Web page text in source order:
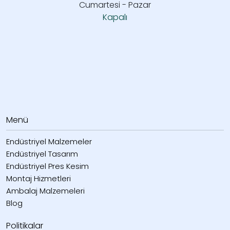
Cumartesi - Pazar
Kapalı
Menü
Endüstriyel Malzemeler
Endüstriyel Tasarım
Endüstriyel Pres Kesim
Montaj Hizmetleri
Ambalaj Malzemeleri
Blog
Politikalar